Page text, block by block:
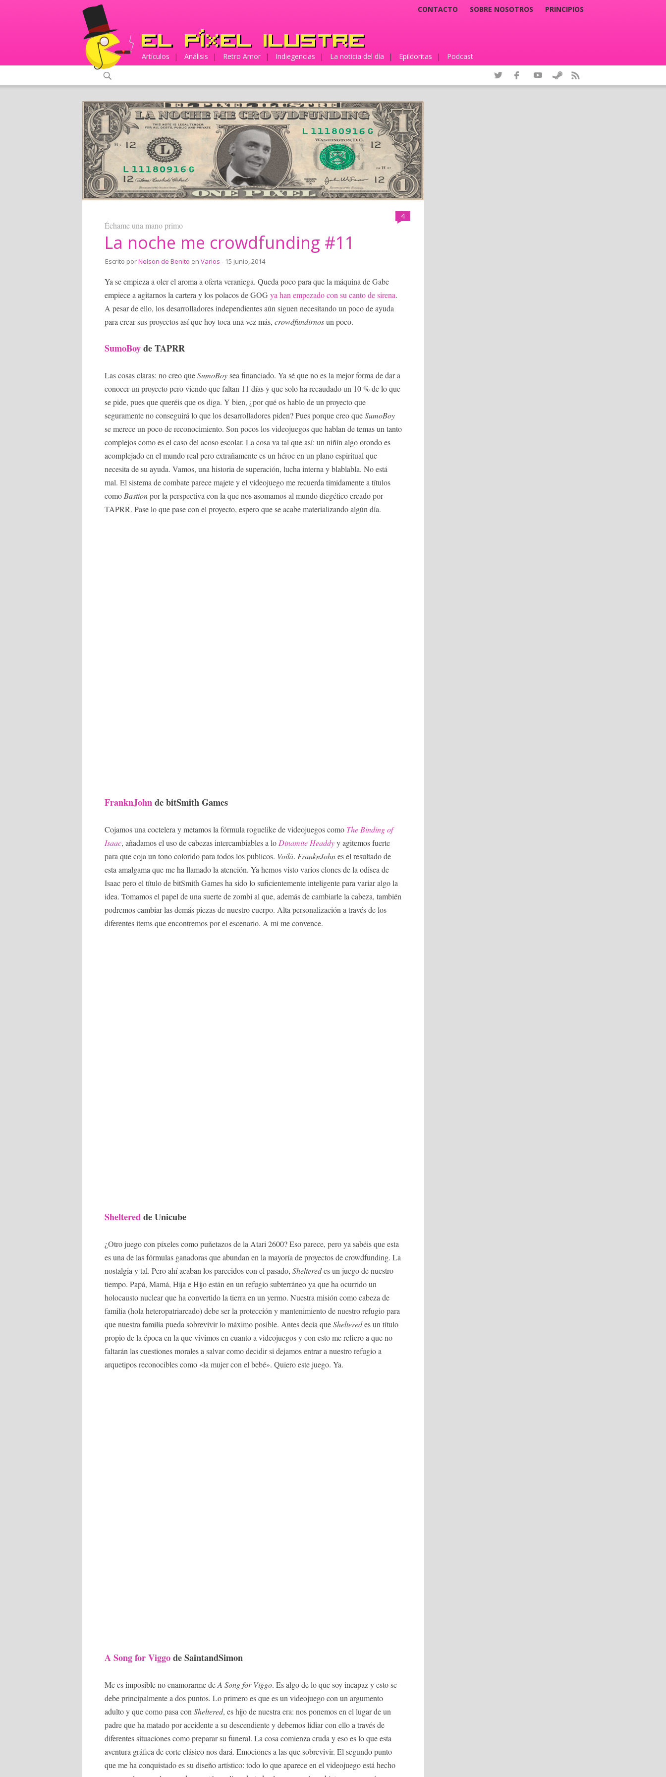
CONTACTO SOBRE NOSOTROS PRINCIPIOS
Artículos | Análisis | Retro Amor | Indiegencias | La noticia del día | Epildoritas | Podcast
4
Échame una mano primo
La noche me crowdfunding #11
Escrito porNelson de Benito en Varios - 15 junio, 2014
Ya se empieza a oler el aroma a oferta veraniega. Queda poco para que la máquina de Gabe
empiece a agitarnos la cartera y los polacos de GOG ya han empezado con su canto de sirena.
A pesar de ello, los desarrolladores independientes aún siguen necesitando un poco de ayuda
para crear sus proyectos así que hoy toca una vez más, crowdfundirnosun poco.
SumoBoyde TAPRR
Las cosas claras: no creo queSumoBoysea financiado. Ya sé que no es la mejor forma de dar a
conocer un proyecto pero viendo que faltan 11 días y que solo ha recaudado un 10 % de lo que
se pide, pues que queréis que os diga. Y bien, ¿por qué os hablo de un proyecto que
seguramente no conseguirá lo que los desarrolladores piden? Pues porque creo queSumoBoy
se merece un poco de reconocimiento. Son pocos los videojuegos que hablan de temas un tanto
complejos como es el caso del acoso escolar. La cosa va tal que así: un niñín algo orondo es
acomplejado en el mundo real pero extrañamente es un héroe en un plano espiritual que
necesita de su ayuda. Vamos, una historia de superación, lucha interna y blablabla. No está
mal. El sistema de combate parece majete y el videojuego me recuerda tímidamente a títulos
como Bastionpor la perspectiva con la que nos asomamos al mundo diegético creado por
TAPRR. Pase lo que pase con el proyecto, espero que se acabe materializando algún día.
FranknJohnde bitSmith Games
Cojamos una coctelera y metamos la fórmula roguelike de videojuegos como The Binding of
Isaac, añadamos el uso de cabezas intercambiables a loDinamite Headdyy agitemos fuerte
para que coja un tono colorido para todos los publicos. Voilà. FranknJohnes el resultado de
esta amalgama que me ha llamado la atención. Ya hemos visto varios clones de la odisea de
Isaac pero el título de bitSmith Games ha sido lo suficientemente inteligente para variar algo la
idea. Tomamos el papel de una suerte de zombi al que, además de cambiarle la cabeza, también
podremos cambiar las demás piezas de nuestro cuerpo. Alta personalización a través de los
diferentes items que encontremos por el escenario. A mi me convence.
Shelteredde Unicube
¿Otro juego con píxeles como puñetazos de la Atari 2600? Eso parece, pero ya sabéis que esta
es una de las fórmulas ganadoras que abundan en la mayoría de proyectos de crowdfunding. La
nostalgia y tal. Pero ahí acaban los parecidos con el pasado, Shelteredes un juego de nuestro
tiempo. Papá, Mamá, Hija e Hijo están en un refugio subterráneo ya que ha ocurrido un
holocausto nuclear que ha convertido la tierra en un yermo. Nuestra misión como cabeza de
familia (hola heteropatriarcado) debe ser la protección y mantenimiento de nuestro refugio para
que nuestra familia pueda sobrevivir lo máximo posible. Antes decía queShelteredes un título
propio de la época en la que vivimos en cuanto a videojuegos y con esto me refiero a que no
faltarán las cuestiones morales a salvar como decidir si dejamos entrar a nuestro refugio a
arquetipos reconocibles como «la mujer con el bebé». Quiero este juego. Ya.
A Song for Viggode SaintandSimon
Me es imposible no enamorarme deA Song for Viggo. Es algo de lo que soy incapaz y esto se
debe principalmente a dos puntos. Lo primero es que es un videojuego con un argumento
adulto y que como pasa conSheltered, es hijo de nuestra era: nos ponemos en el lugar de un
padre que ha matado por accidente a su descendiente y debemos lidiar con ello a través de
diferentes situaciones como preparar su funeral. La cosa comienza cruda y eso es lo que esta
aventura gráfica de corte clásico nos dará. Emociones a las que sobrevivir. El segundo punto
que me ha conquistado es su diseño artístico: todo lo que aparece en el videojuego está hecho